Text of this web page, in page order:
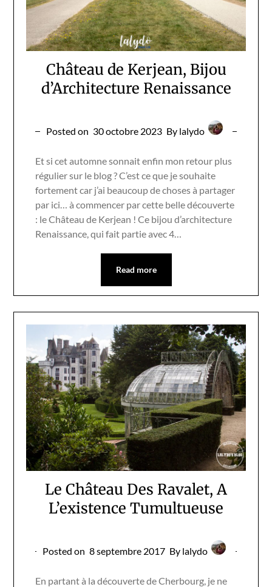
Château de Kerjean, Bijou
d’Architecture Renaissance
Posted on 30 octobre 2023 By lalydo
Et si cet automne sonnait enfin mon retour plus
régulier sur le blog ? C’est ce que je souhaite
fortement car j’ai beaucoup de choses à partager
par ici… à commencer par cette belle découverte
: le Château de Kerjean ! Ce bijou d’architecture
Renaissance, qui fait partie avec 4…
Read more
Le Château Des Ravalet, A
L’existence Tumultueuse
Posted on 8 septembre 2017 By lalydo
En partant à la découverte de Cherbourg, je ne